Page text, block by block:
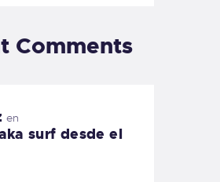
Comments
en
surf desde el